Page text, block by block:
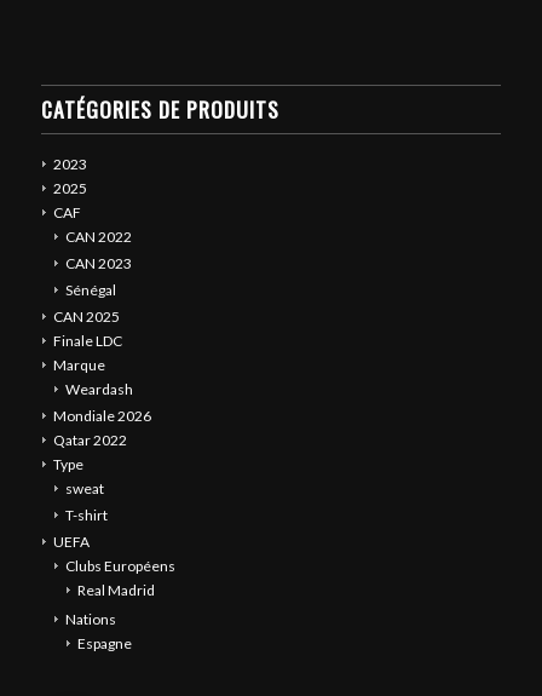
CATÉGORIES DE PRODUITS
2023
2025
CAF
CAN 2022
CAN 2023
Sénégal
CAN 2025
Finale LDC
Marque
Weardash
Mondiale 2026
Qatar 2022
Type
sweat
T-shirt
UEFA
Clubs Européens
Real Madrid
Nations
Espagne